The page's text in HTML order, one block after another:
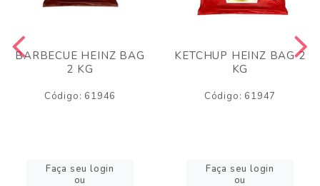
BARBECUE HEINZ BAG
2 KG
Código: 61946
Faça seu login
ou
KETCHUP HEINZ BAG 2
KG
Código: 61947
Faça seu login
ou